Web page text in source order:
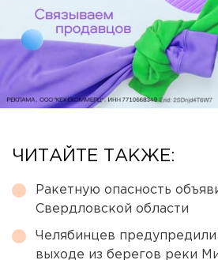
ЧИТАЙТЕ ТАКЖЕ:
Ракетную опасность
Свердловской области
Челябинцев
выходе из берегов реки